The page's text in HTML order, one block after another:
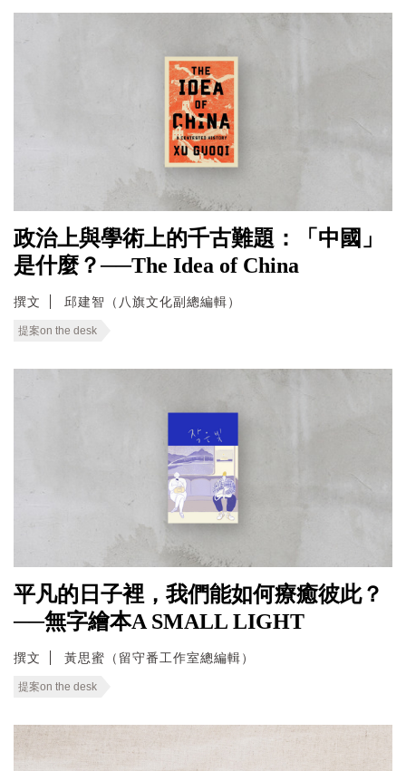
政治上與學術上的千古難題：「中國」
是什麼？──The Idea of China
撰文 邱建智（八旗文化副總編輯）
提案on the desk
平凡的日子裡，我們能如何療癒彼此？
──無字繪本A SMALL LIGHT
撰文 黃思蜜（留守番工作室總編輯）
提案on the desk